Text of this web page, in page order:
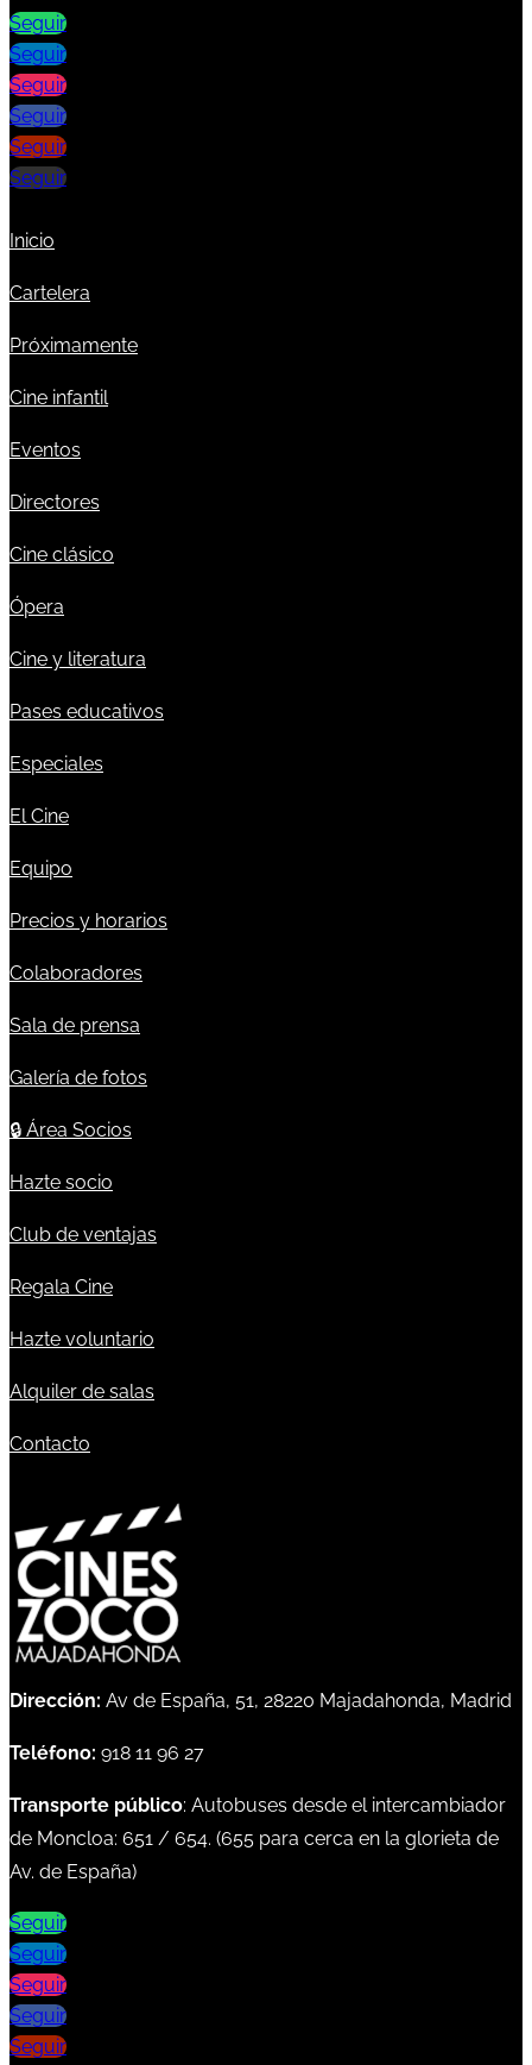
Seguir
Seguir
Seguir
Seguir
Seguir
Seguir
Inicio
Cartelera
Próximamente
Cine infantil
Eventos
Directores
Cine clásico
Ópera
Cine y literatura
Pases educativos
Especiales
El Cine
Equipo
Precios y horarios
Colaboradores
Sala de prensa
Galería de fotos
🔒 Área Socios
Hazte socio
Club de ventajas
Regala Cine
Hazte voluntario
Alquiler de salas
Contacto
Dirección: Av de España, 51, 28220 Majadahonda, Madrid
Teléfono: 918 11 96 27
Transporte público: Autobuses desde el intercambiador
de Moncloa: 651 / 654. (655 para cerca en la glorieta de
Av. de España)
Seguir
Seguir
Seguir
Seguir
Seguir